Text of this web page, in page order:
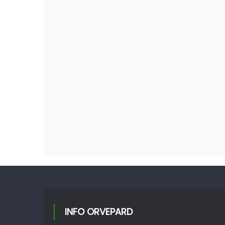
INFO ORVEPARD